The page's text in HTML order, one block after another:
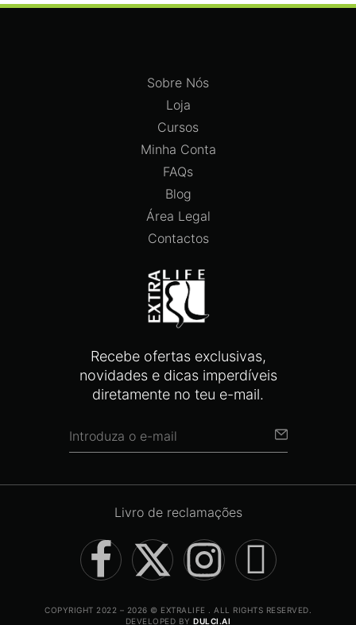
Recebe ofertas exclusivas,
novidades e dicas imperdíveis
diretamente no teu e-mail.
Sobre Nós
Loja
Cursos
Minha Conta
FAQs
Blog
Área Legal
Contactos
Livro de reclamações
COPYRIGHT 2022 – 2026 © EXTRALIFE . ALL RIGHTS RESERVED.
DEVELOPED BYDULCI.AI